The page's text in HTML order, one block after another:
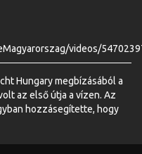
videos/
Hungary megbízásából a
az első útja a vízen. Az
hozzásegítette, hogy